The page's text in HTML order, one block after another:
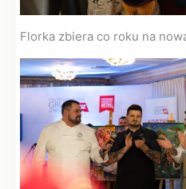
Florka zbiera co roku na